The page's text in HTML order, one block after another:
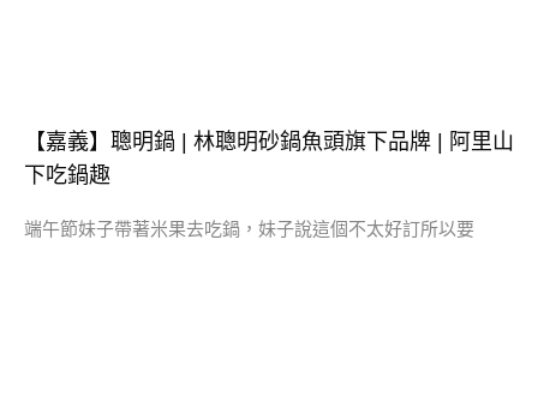
【嘉義】聰明鍋 | 林聰明砂鍋魚頭旗下品牌 | 阿里山
下吃鍋趣
端午節妹子帶著米果去吃鍋，妹子說這個不太好訂所以要